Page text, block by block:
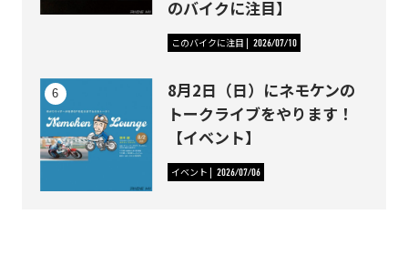
のバイクに注目】
このバイクに注目 2026/07/10
8月2日（日）にネモケンの
トークライブをやります！
【イベント】
イベント 2026/07/06